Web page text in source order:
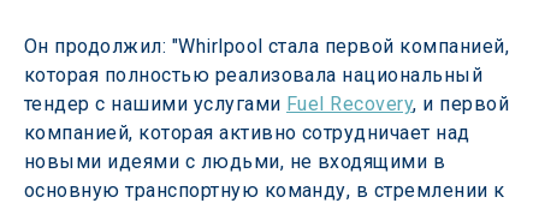
Он продолжил: "Whirlpool стала первой компанией,
которая полностью реализовала национальный
тендер с нашими услугами Fuel Recovery, и первой
компанией, которая активно сотрудничает над
новыми идеями с людьми, не входящими в
основную транспортную команду, в стремлении к